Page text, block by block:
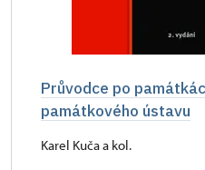
Průvodce po
památkového ústavu
Karel Kuča a kol.